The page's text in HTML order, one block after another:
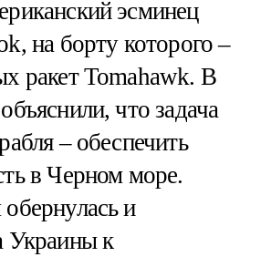
эсминец
на борту которого –
ракет Tomahawk. В
что задача
– обеспечить
в Черном море.
и
Украины к